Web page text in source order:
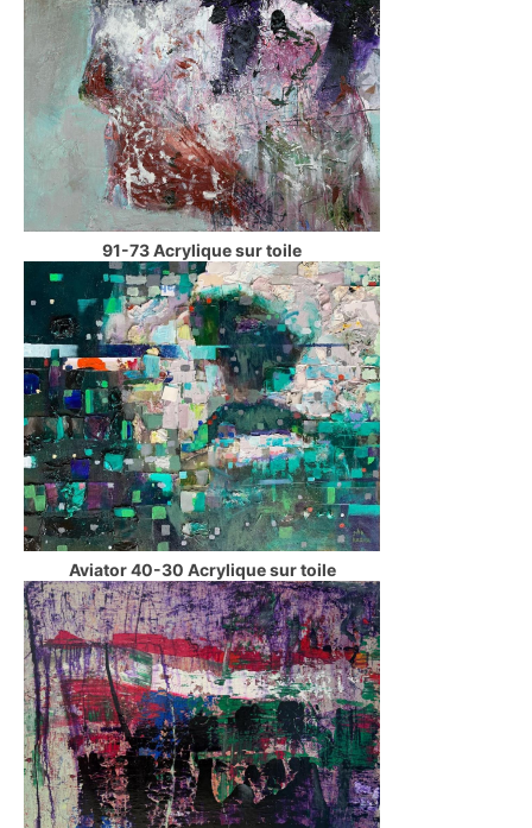
91-73 Acrylique sur toile
Aviator 40-30 Acrylique sur toile